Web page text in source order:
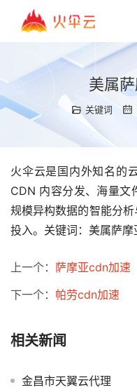
美属
关键词
火伞云是国内外知名的
CDN 内容分发、海量文
规模异构数据的智能分
投入。关键词：美属萨
上一个： 萨摩亚cdn加速
下一个： 帕劳cdn加速
相关新闻
金昌市天翼云代理